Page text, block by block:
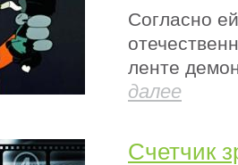
Согласно
ленте
далее
Счетчик